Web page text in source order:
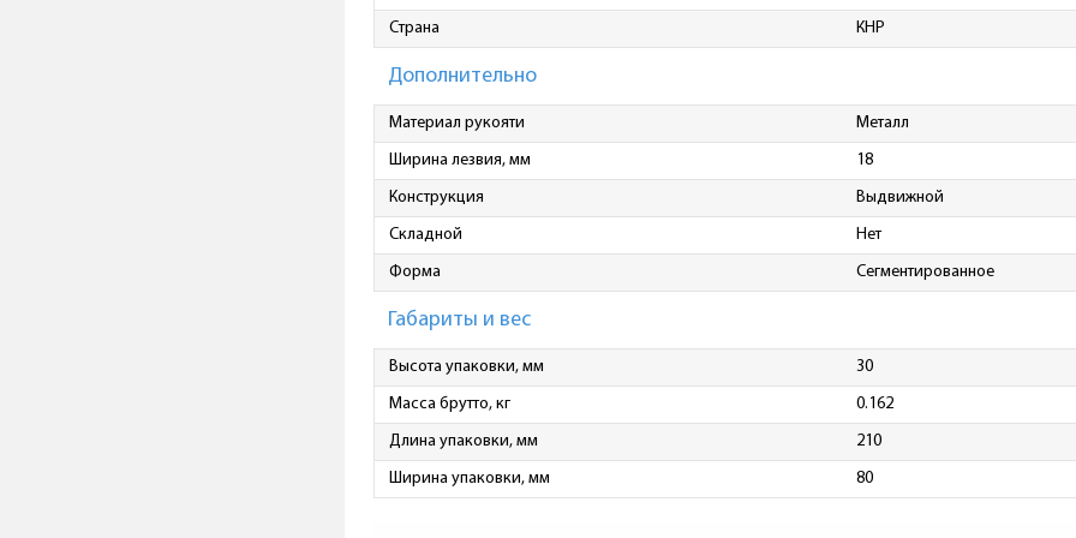
Страна КНР
Дополнительно
Материал рукояти Металл
Ширина лезвия, мм 18
Конструкция Выдвижной
Складной Нет
Форма Сегментированное
Габариты и вес
Высота упаковки, мм 30
Масса брутто, кг 0.162
Длина упаковки, мм 210
Ширина упаковки, мм 80